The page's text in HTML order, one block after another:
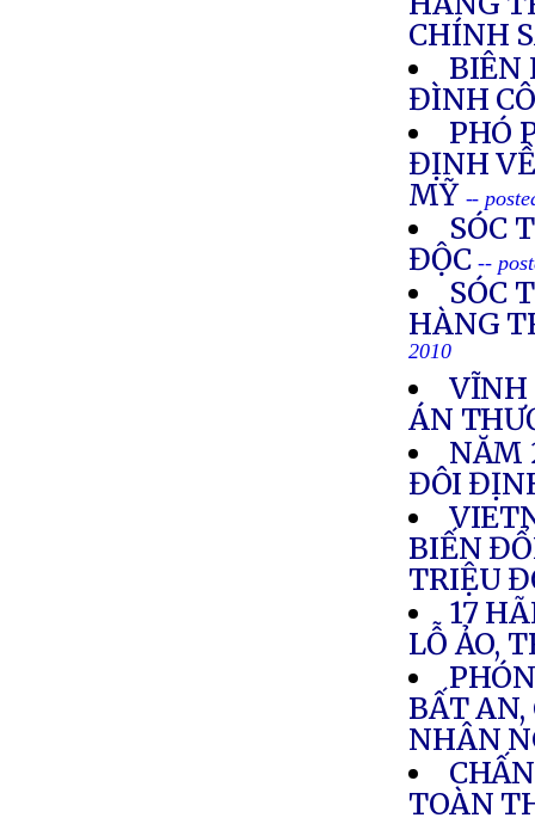
CHÍNH
BIÊN
ĐÌNH
PHÓ
ĐỊNH
MỸ --
SÓC
ĐỘC--
SÓC
HÀNG
2010
VĨNH
ÁN
NĂM
ĐÔI
BIẾN
TRIỆU
17
LỖ ẢO,
BẤT AN,
NHÂN
TOÀN